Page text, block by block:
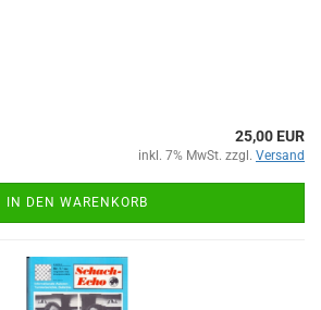
25,00 EUR
inkl. 7% MwSt. zzgl. Versand
IN DEN WARENKORB